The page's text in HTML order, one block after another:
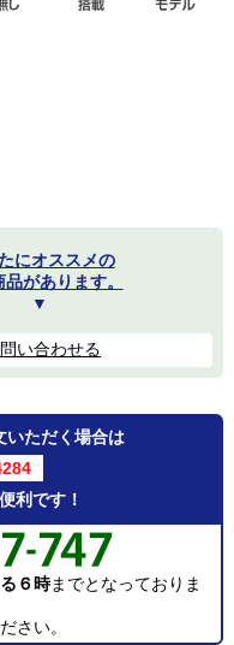
にオススメの
があります。
▼
い合わせる
いただく場合は
利です！
６時までとなっておりま
さい。